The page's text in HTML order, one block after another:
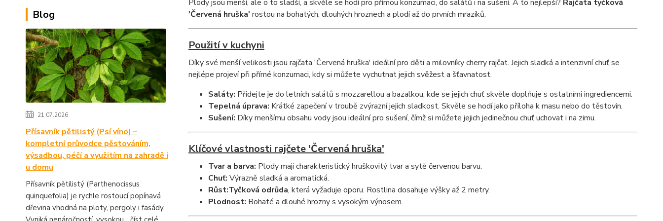
Blog
21.07.2026
Přísavník pětilistý (Psí víno) –
kompletní průvodce pěstováním,
výsadbou, péčí a využitím na zahradě i
u domu
Přísavník pětilistý (Parthenocissus
quinquefolia) je rychle rostoucí popínavá
dřevina vhodná na ploty, pergoly i fasády.
Plody jsou menší, ale o to sladší, a skvěle se hodí pro přímou konzumaci, do salátů i na sušení. A to nejlepší? Rajčata tyčková
'Červená hruška' rostou na bohatých, dlouhých hroznech a plodí až do prvních mrazíků.
Použití v kuchyni
Díky své menší velikosti jsou rajčata 'Červená hruška' ideální pro děti a milovníky cherry rajčat. Jejich sladká a intenzivní chuť se
nejlépe projeví při přímé konzumaci, kdy si můžete vychutnat jejich svěžest a šťavnatost.
Saláty: Přidejte je do letních salátů s mozzarellou a bazalkou, kde se jejich chuť skvěle doplňuje s ostatními ingrediencemi.
Tepelná úprava: Krátké zapečení v troubě zvýrazní jejich sladkost. Skvěle se hodí jako příloha k masu nebo do těstovin.
Sušení: Díky menšímu obsahu vody jsou ideální pro sušení, čímž si můžete jejich jedinečnou chuť uchovat i na zimu.
Klíčové vlastnosti rajčete 'Červená hruška'
Tvar a barva: Plody mají charakteristický hruškovitý tvar a sytě červenou barvu.
Chuť: Výrazně sladká a aromatická.
Růst:Tyčková odrůda, která vyžaduje oporu. Rostlina dosahuje výšky až 2 metry.
Plodnost: Bohaté a dlouhé hrozny s vysokým výnosem.